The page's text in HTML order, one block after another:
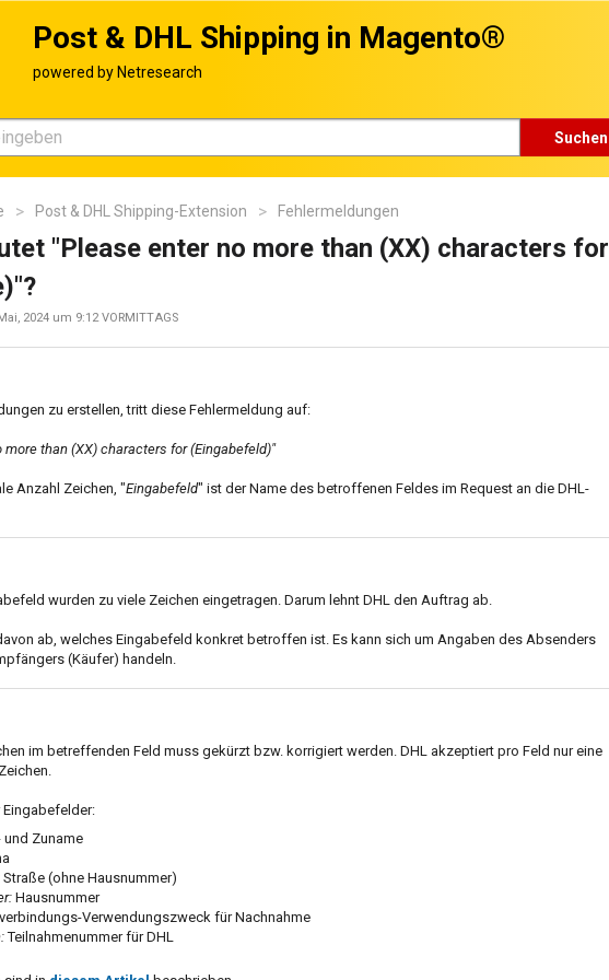
Post & DHL Shipping in Magento®
Suchen
Post & DHL Shipping-Extension Fehlermeldungen
"Please enter no more than (XX) characters for
2024 um 9:12 VORMITTAGS
zu erstellen, tritt diese Fehlermeldung auf:
more than (XX) characters for (Eingabefeld)"
Anzahl Zeichen, "Eingabefeld" ist der Name des betroffenen Feldes im Request an die DHL-
wurden zu viele Zeichen eingetragen. Darum lehnt DHL den Auftrag ab.
ab, welches Eingabefeld konkret betroffen ist. Es kann sich um Angaben des Absenders
(Käufer) handeln.
im betreffenden Feld muss gekürzt bzw. korrigiert werden. DHL akzeptiert pro Feld nur eine
und Zuname
Straße (ohne Hausnummer)
Hausnummer
Verwendungszweck für Nachnahme
Teilnahmenummer für DHL